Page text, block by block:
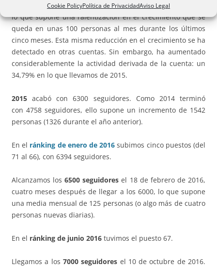
Cookie PolicyPolítica de PrivacidadAviso Legal
Llegamos a los6000 seguidoresel 19 de octubre de 2015,
lo que supone una ralentización en el crecimiento que se
queda en unas 100 personas al mes durante los últimos
cinco meses. Esta misma reducción en el crecimiento se ha
detectado en otras cuentas. Sin embargo, ha aumentado
considerablemente la actividad derivada de la cuenta: un
34,79% en lo que llevamos de 2015.
2015 acabó con 6300 seguidores. Como 2014 terminó
con 4758 seguidores, ello supone un incremento de 1542
personas (1326 durante el año anterior).
En el ránking de enero de 2016 subimos cinco puestos (del
71 al 66), con 6394 seguidores.
Alcanzamos los6500 seguidores el 18 de febrero de 2016,
cuatro meses después de llegar a los 6000, lo que supone
una media mensual de 125 personas (o algo más de cuatro
personas nuevas diarias).
En el ránking de junio 2016 tuvimos el puesto 67.
Llegamos a los 7000 seguidores el 10 de octubre de 2016.